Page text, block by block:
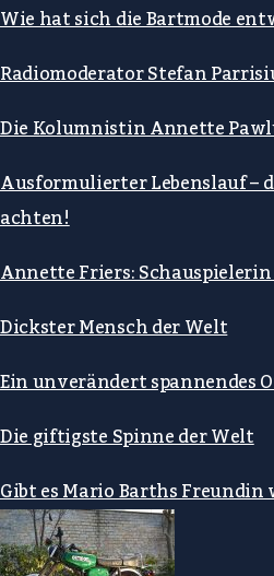
Wie hat sich die Bartmode
Radiomoderator Stefan
Die Kolumnistin Annette
Ausformulierter Lebenslauf –
achten!
Annette Friers:
Dickster Mensch der Welt
Ein unverändert spannendes
Die giftigste Spinne der Welt
Gibt es Mario Barths